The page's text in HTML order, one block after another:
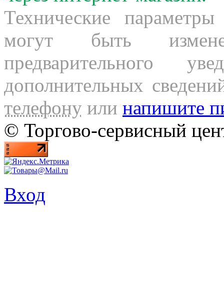
Технические
могут быть
предварительного
дополнительных
телефону или напишите
© Торгово-сервисный
Вход